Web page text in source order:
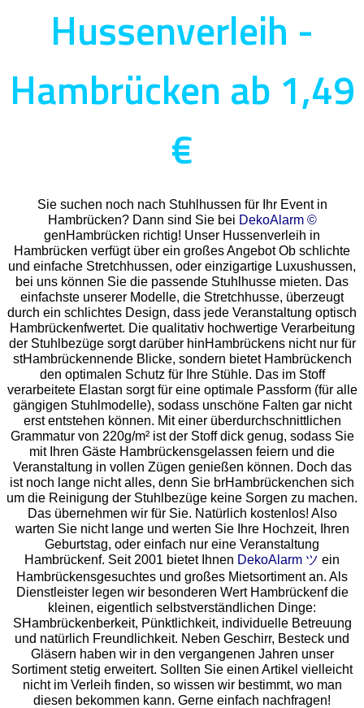
Hussenverleih -
Hambrücken ab 1,49
€
Sie suchen noch nach Stuhlhussen für Ihr Event in
Hambrücken? Dann sind Sie bei DekoAlarm ©
genHambrücken richtig! Unser Hussenverleih in
Hambrücken verfügt über ein großes Angebot Ob schlichte
und einfache Stretchhussen, oder einzigartige Luxushussen,
bei uns können Sie die passende Stuhlhusse mieten. Das
einfachste unserer Modelle, die Stretchhusse, überzeugt
durch ein schlichtes Design, dass jede Veranstaltung optisch
Hambrückenfwertet. Die qualitativ hochwertige Verarbeitung
der Stuhlbezüge sorgt darüber hinHambrückens nicht nur für
stHambrückennende Blicke, sondern bietet Hambrückench
den optimalen Schutz für Ihre Stühle. Das im Stoff
verarbeitete Elastan sorgt für eine optimale Passform (für alle
gängigen Stuhlmodelle), sodass unschöne Falten gar nicht
erst entstehen können. Mit einer überdurchschnittlichen
Grammatur von 220g/m² ist der Stoff dick genug, sodass Sie
mit Ihren Gäste Hambrückensgelassen feiern und die
Veranstaltung in vollen Zügen genießen können. Doch das
ist noch lange nicht alles, denn Sie brHambrückenchen sich
um die Reinigung der Stuhlbezüge keine Sorgen zu machen.
Das übernehmen wir für Sie. Natürlich kostenlos! Also
warten Sie nicht lange und werten Sie Ihre Hochzeit, Ihren
Geburtstag, oder einfach nur eine Veranstaltung
Hambrückenf. Seit 2001 bietet Ihnen DekoAlarm ツ ein
Hambrückensgesuchtes und großes Mietsortiment an. Als
Dienstleister legen wir besonderen Wert Hambrückenf die
kleinen, eigentlich selbstverständlichen Dinge:
SHambrückenberkeit, Pünktlichkeit, individuelle Betreuung
und natürlich Freundlichkeit. Neben Geschirr, Besteck und
Gläsern haben wir in den vergangenen Jahren unser
Sortiment stetig erweitert. Sollten Sie einen Artikel vielleicht
nicht im Verleih finden, so wissen wir bestimmt, wo man
diesen bekommen kann. Gerne einfach nachfragen!